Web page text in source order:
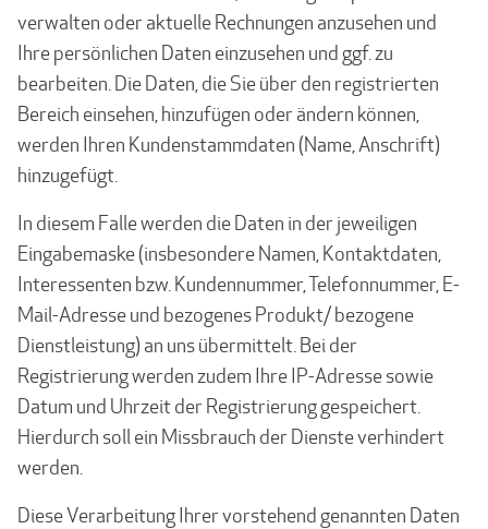
verwalten oder aktuelle Rechnungen anzusehen und
Ihre persönlichen Daten einzusehen und ggf. zu
bearbeiten. Die Daten, die Sie über den registrierten
Bereich einsehen, hinzufügen oder ändern können,
werden Ihren Kundenstammdaten (Name, Anschrift)
hinzugefügt.
In diesem Falle werden die Daten in der jeweiligen
Eingabemaske (insbesondere Namen, Kontaktdaten,
Interessenten bzw. Kundennummer, Telefonnummer, E-
Mail-Adresse und bezogenes Produkt/ bezogene
Dienstleistung) an uns übermittelt. Bei der
Registrierung werden zudem Ihre IP-Adresse sowie
Datum und Uhrzeit der Registrierung gespeichert.
Hierdurch soll ein Missbrauch der Dienste verhindert
werden.
Diese Verarbeitung Ihrer vorstehend genannten Daten